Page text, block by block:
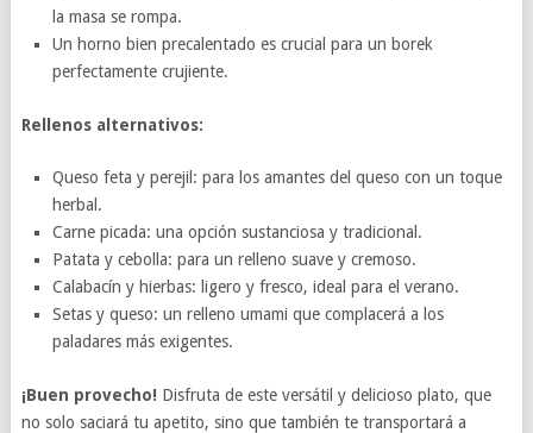
la masa se rompa.
Un horno bien precalentado es crucial para un borek
perfectamente crujiente.
Rellenos alternativos:
Queso feta y perejil: para los amantes del queso con un toque
herbal.
Carne picada: una opción sustanciosa y tradicional.
Patata y cebolla: para un relleno suave y cremoso.
Calabacín y hierbas: ligero y fresco, ideal para el verano.
Setas y queso: un relleno umami que complacerá a los
paladares más exigentes.
¡Buen provecho! Disfruta de este versátil y delicioso plato, que
no solo saciará tu apetito, sino que también te transportará a